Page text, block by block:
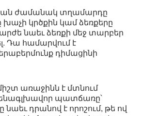
ժամանակ տղամարդը
խաչի կրծքին կամ ձեռքերը
նաեւ ձեռքի մեջ տարբեր
Դա համարվում է
դիմացինի
առաջինն է մտնում
պատճառը՝
նաեւ դրանով է որոշում, թե ով